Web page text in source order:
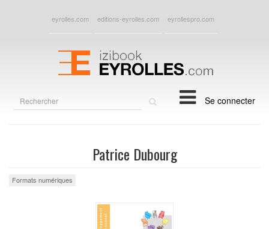
eyrolles.com editions-eyrolles.com eyrollespro.com
Se connecter
Patrice Dubourg
Formats numériques